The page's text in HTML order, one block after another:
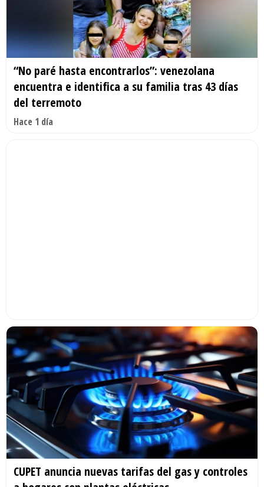
“No paré hasta encontrarlos”: venezolana
encuentra e identifica a su familia tras 43 días
del terremoto
Hace 1 día
CUPET anuncia nuevas tarifas del gas y controles